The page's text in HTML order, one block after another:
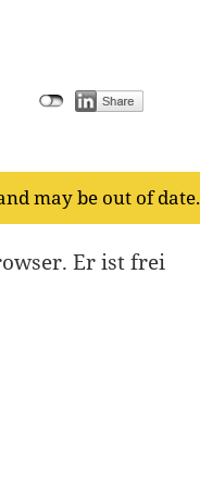
may be out of date.
Er ist frei